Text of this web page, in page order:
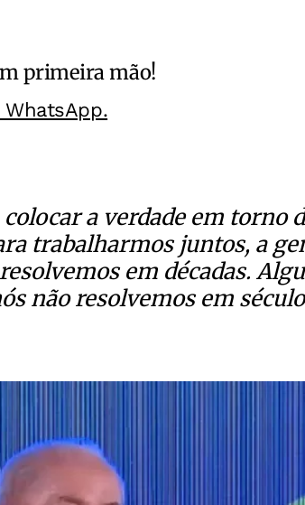
primeira mão!
a verdade em torno
trabalharmos juntos, a
em décadas.
não resolvemos em